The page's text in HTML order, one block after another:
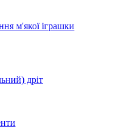
м'якої іграшки
дріт